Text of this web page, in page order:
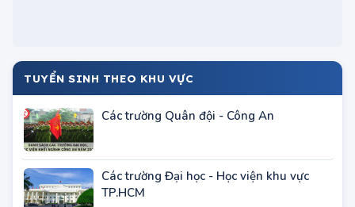
TUYỂN SINH THEO KHU VỰC